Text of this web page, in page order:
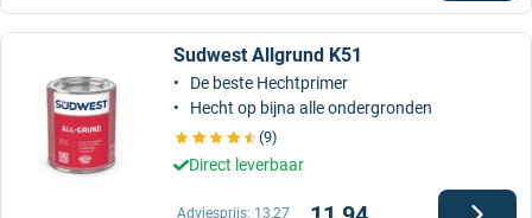
Sudwest Allgrund K51
De beste Hechtprimer
Hecht op bijna alle ondergronden
(9)
Direct leverbaar
Adviesprijs: 13,27